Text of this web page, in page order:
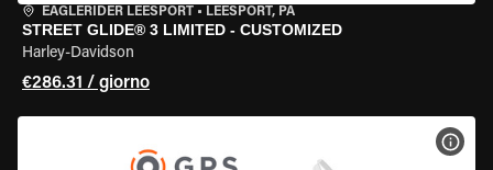
EAGLERIDER LEESPORT • LEESPORT, PA
STREET GLIDE® 3 LIMITED - CUSTOMIZED
Harley-Davidson
€286.31 / giorno